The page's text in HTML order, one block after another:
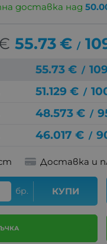
доставка над
55.73€ /
55.73 € /
51.129 € /
48.573 € /
46.017 € /
Доставка и
бр. КУПИ